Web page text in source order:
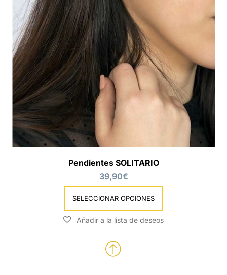
Pendientes SOLITARIO
39,90€
SELECCIONAR OPCIONES